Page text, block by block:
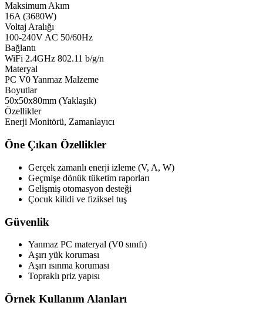
Maksimum Akım
16A (3680W)
Voltaj Aralığı
100-240V AC 50/60Hz
Bağlantı
WiFi 2.4GHz 802.11 b/g/n
Materyal
PC V0 Yanmaz Malzeme
Boyutlar
50x50x80mm (Yaklaşık)
Özellikler
Enerji Monitörü, Zamanlayıcı
Öne Çıkan Özellikler
Gerçek zamanlı enerji izleme (V, A, W)
Geçmişe dönük tüketim raporları
Gelişmiş otomasyon desteği
Çocuk kilidi ve fiziksel tuş
Güvenlik
Yanmaz PC materyal (V0 sınıfı)
Aşırı yük koruması
Aşırı ısınma koruması
Topraklı priz yapısı
Örnek Kullanım Alanları